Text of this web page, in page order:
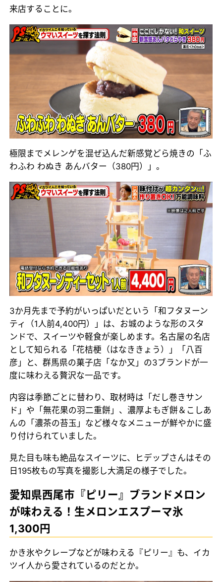
来店することに。
極限までメレンゲを混ぜ込んだ新感覚どら焼きの「ふ
わふわ わぬき あんバター（380円）」。
3か月先まで予約がいっぱいだという「和フタヌーン
ティ（1人前4,400円）」は、お城のような形のスタ
ンドで、スイーツや軽食が楽しめます。名古屋の名店
として知られる「花桔梗（はなききょう）」「八百
彦」と、群馬県の菓子店「なか又」の3ブランドが一
度に味わえる贅沢な一品です。
内容は季節ごとに替わり、取材時は「だし巻きサン
ド」や「無花果の羽二重餅」、濃厚よもぎ餅＆こしあ
んの「濃茶の苔玉」など様々なメニューが鮮やかに盛
り付けられていました。
見た目も味も絶品なスイーツに、ヒデップさんはその
日195枚もの写真を撮影し大満足の様子でした。
愛知県西尾市『ピリー』ブランドメロン
が味わえる！生メロンエスプーマ氷
1,300円
かき氷やクレープなどが味わえる『ピリー』も、イカ
ツイ人から愛されているのだとか。